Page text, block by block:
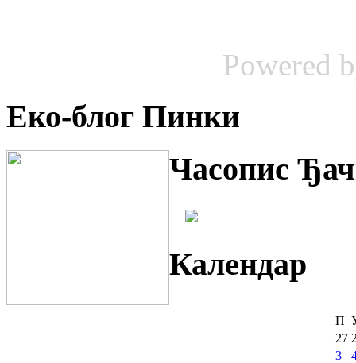
Powered
Еко-блог Пинки
Часопис
Календар
П
27
3